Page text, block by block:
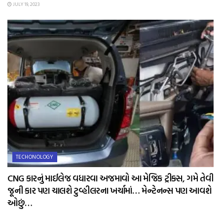
JULY 19, 2023
TECHONOLOGY
CNG કારનું માઈલેજ વધારવા અજમાવો આ મેજિક ટ્રીક્સ, ગમે તેવી
જૂની કાર પણ ચાલશે ટુવ્હીલરના ખર્ચામાં… મેન્ટેનન્સ પણ આવશે
ઓછું…